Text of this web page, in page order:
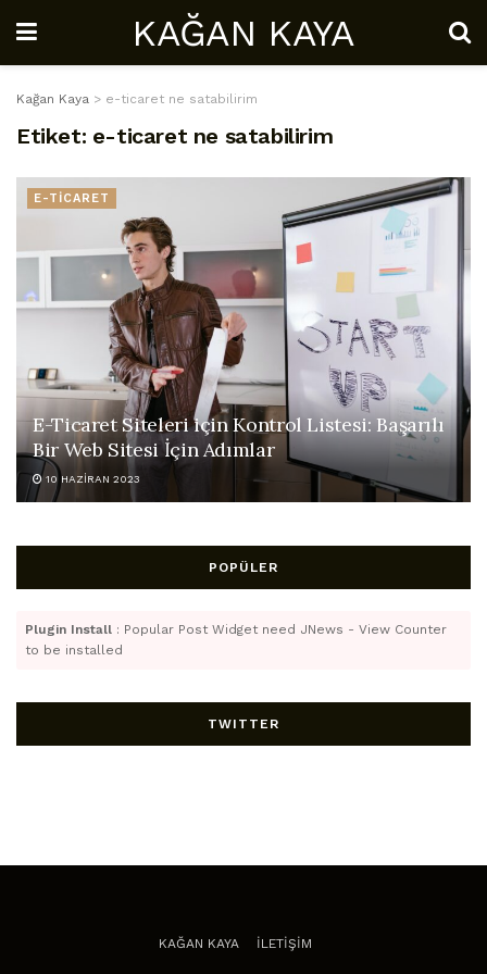
KAĞAN KAYA
Kağan Kaya > e-ticaret ne satabilirim
Etiket: e-ticaret ne satabilirim
E-TİCARET
E-Ticaret Siteleri için Kontrol Listesi: Başarılı
Bir Web Sitesi İçin Adımlar
10 HAZIRAN 2023
POPÜLER
Plugin Install : Popular Post Widget need JNews - View Counter
to be installed
TWITTER
KAĞAN KAYA İLETİŞİM